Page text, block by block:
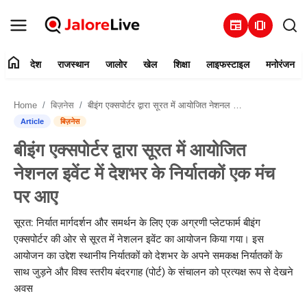
newspaper amp_stories
संपर्क करें
देश
राजस्थान
जालोर
खेल
शिक्षा
home देश राजस्थान जालोर खेल शिक्षा लाइफस्टाइल मनोरंजन
Home बिज़नेस बीइंग एक्सपोर्टर द्वारा सूरत में आयोजित नेशनल इवेंट में देशभर के निर्यातकों एक मंच पर आए
Article बिज़नेस
बीइंग एक्सपोर्टर द्वारा सूरत में आयोजित
नेशनल इवेंट में देशभर के निर्यातकों एक मंच
पर आए
सूरत: निर्यात मार्गदर्शन और समर्थन के लिए एक अग्रणी प्लेटफार्म बीइंग
एक्सपोर्टर की ओर से सूरत में नेशलन इवेंट का आयोजन किया गया। इस
आयोजन का उद्देश स्थानीय निर्यातकों को देशभर के अपने समकक्ष निर्यातकों के
साथ जुड़ने और विश्व स्तरीय बंदरगाह (पोर्ट) के संचालन को प्रत्यक्ष रूप से देखने
अवस